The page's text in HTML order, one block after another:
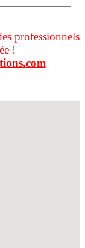
professionnels
!